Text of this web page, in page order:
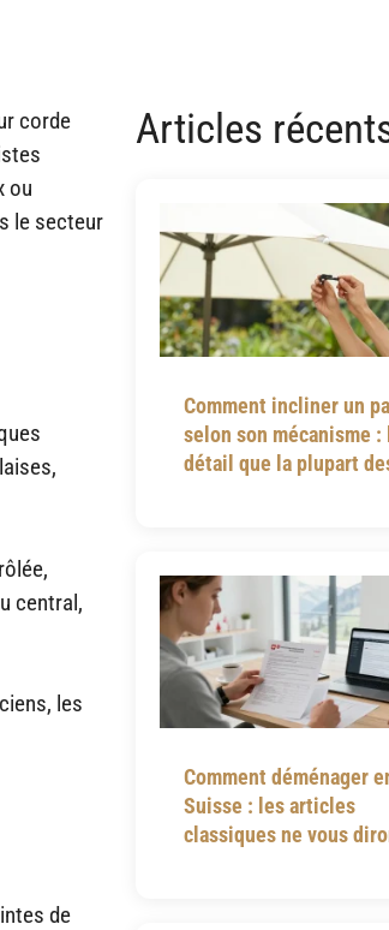
corde
ou
le secteur
central,
les
de
Articles
Comment incliner un
selon son mécanisme :
détail que la plupart
Comment déménager
Suisse : les articles
classiques ne vous